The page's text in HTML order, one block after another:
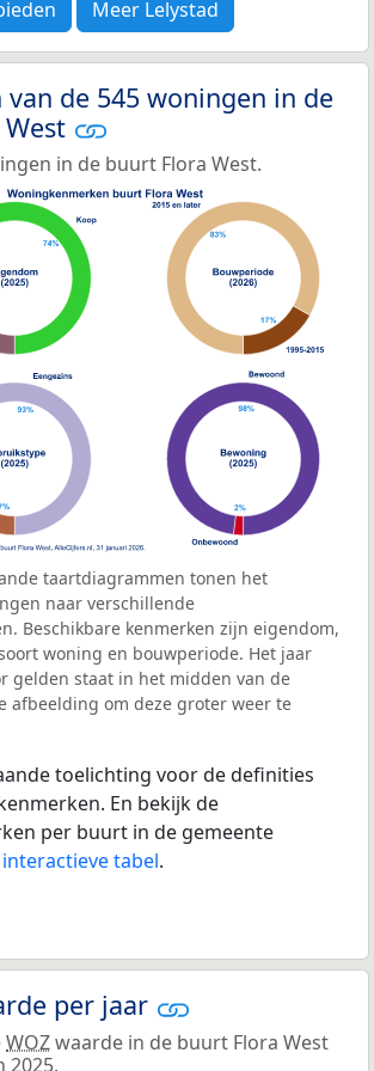
Meer Lelystad
van de 545 woningen in de
in de buurt Flora West.
taartdiagrammen tonen het
naar verschillende
Beschikbare kenmerken zijn eigendom,
woning en bouwperiode. Het jaar
gelden staat in het midden van de
afbeelding om deze groter weer te
toelichting voor de definities
En bekijk de
per buurt in de gemeente
interactieve tabel.
per jaar
WOZwaarde in de buurt Flora West
2025.